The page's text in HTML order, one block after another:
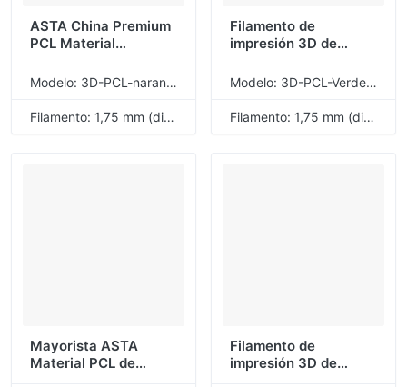
ASTA China Premium
PCL Material
impresión 3D Naranja
1 KG 1 rollo
Modelo: 3D-PCL-naranja fluorescente
Filamento: 1,75 mm (diámetro)
Filamento de
impresión 3D de
buena calidad ASTA
fluorescente 1,75mm
Modelo: 3D-PCL-Verde fluorescente
Filamento: 1,75 mm (diámetro)
Mayorista ASTA
Material PCL de
Filamento de
impresión 3D de